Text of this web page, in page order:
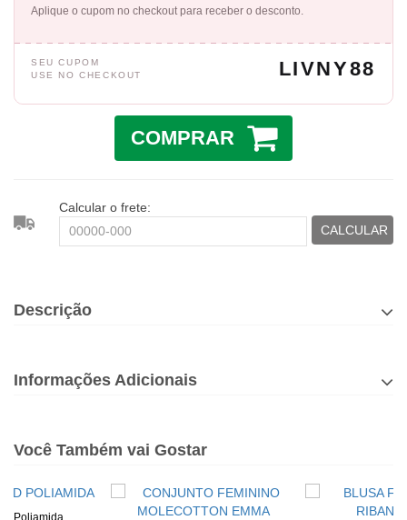
Aplique o cupom no checkout para receber o desconto.
SEU CUPOM
USE NO CHECKOUT
LIVNY88
COMPRAR
Calcular o frete:
CALCULAR
Descrição
Informações Adicionais
Você Também vai Gostar
Poliamida